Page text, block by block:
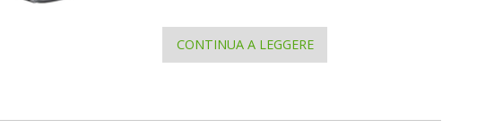
CONTINUA A LEGGERE